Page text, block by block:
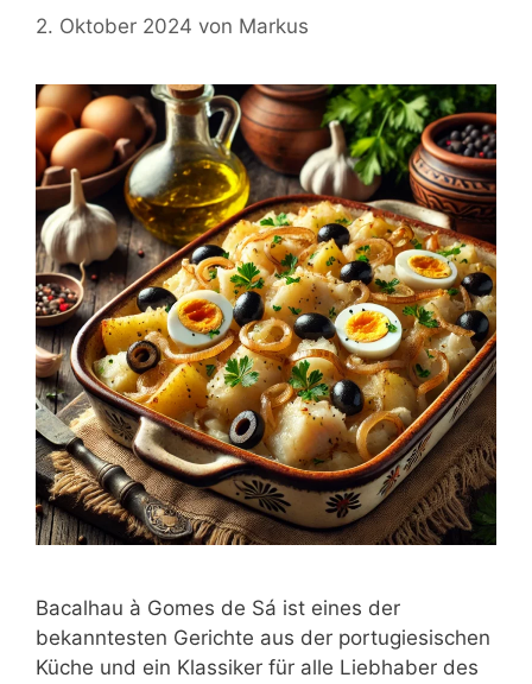
2. Oktober 2024 von Markus
Bacalhau à Gomes de Sá ist eines der
bekanntesten Gerichte aus der portugiesischen
Küche und ein Klassiker für alle Liebhaber des